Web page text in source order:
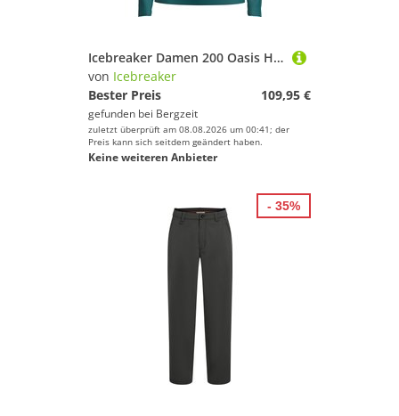
Icebreaker Damen 200 Oasis Half Zip Longsleeve
von Icebreaker
Bester Preis
109,95 €
gefunden bei Bergzeit
zuletzt überprüft am 08.08.2026 um 00:41; der
Preis kann sich seitdem geändert haben.
Keine weiteren Anbieter
- 35%